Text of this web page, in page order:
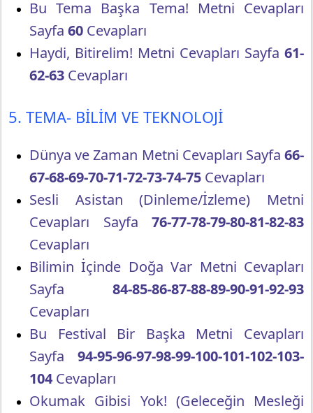
Bu Tema Başka Tema! Metni Cevapları
Sayfa 60 Cevapları
Haydi, Bitirelim! Metni Cevapları Sayfa 61-
62-63 Cevapları
5. TEMA- BİLİM VE TEKNOLOJİ
Dünya ve Zaman Metni Cevapları Sayfa 66-
67-68-69-70-71-72-73-74-75 Cevapları
Sesli Asistan (Dinleme/İzleme) Metni
Cevapları Sayfa 76-77-78-79-80-81-82-83
Cevapları
Bilimin İçinde Doğa Var Metni Cevapları
Sayfa 84-85-86-87-88-89-90-91-92-93
Cevapları
Bu Festival Bir Başka Metni Cevapları
Sayfa 94-95-96-97-98-99-100-101-102-103-
104 Cevapları
Okumak Gibisi Yok! (Geleceğin Mesleği